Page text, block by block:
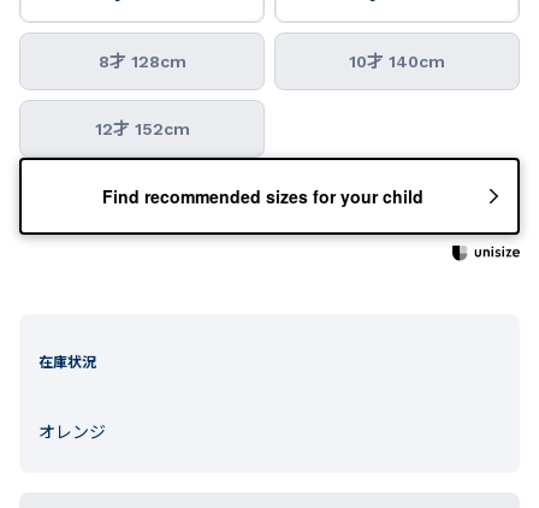
8才 128cm 10才 140cm
12才 152cm
Find recommended sizes for your child
在庫状況
オレンジ